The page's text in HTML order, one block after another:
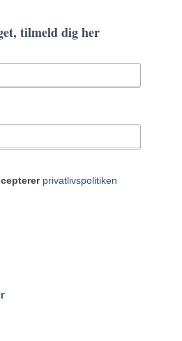
tilmeld dig her
privatlivspolitiken